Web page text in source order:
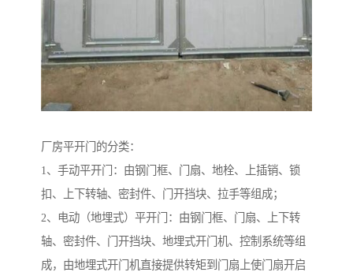
厂房平开门的分类：
1、手动平开门：由钢门框、门扇、地栓、上插销、锁
扣、上下转轴、密封件、门开挡块、拉手等组成；
2、电动（地埋式）平开门：由钢门框、门扇、上下转
轴、密封件、门开挡块、地埋式开门机、控制系统等组
成，由地埋式开门机直接提供转矩到门扇上使门扇开启